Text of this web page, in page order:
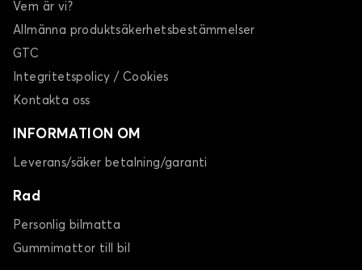
Vem är vi?
Allmänna produktsäkerhetsbestämmelser
GTC
Integritetspolicy / Cookies
Kontakta oss
INFORMATION OM
Leverans/säker betalning/garanti
Rad
Personlig bilmatta
Gummimattor till bil